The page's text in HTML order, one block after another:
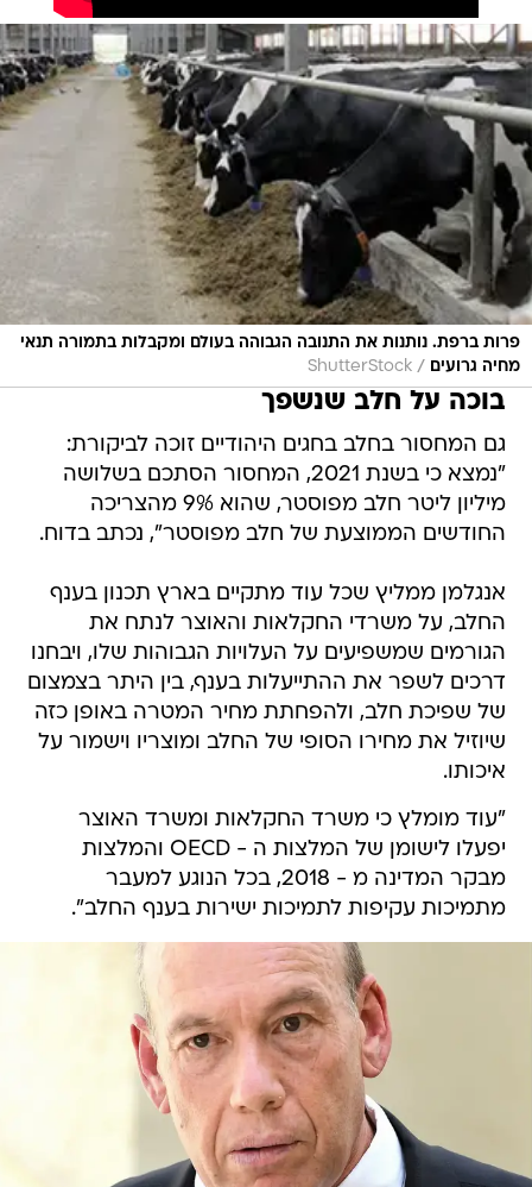
פרות ברפת. נותנות את התנובה הגבוהה בעולם ומקבלות בתמורה תנאי
מחיה גרועים /
ShutterStock
בוכה על חלב שנשפך
גם המחסור בחלב בחגים היהודיים זוכה לביקורת:
"נמצא כי בשנת 2021, המחסור הסתכם בשלושה
מיליון ליטר חלב מפוסטר, שהוא 9% מהצריכה
החודשים הממוצעת של חלב מפוסטר", נכתב בדוח.
אנגלמן ממליץ שכל עוד מתקיים בארץ תכנון בענף
החלב, על משרדי החקלאות והאוצר לנתח את
הגורמים שמשפיעים על העלויות הגבוהות שלו, ויבחנו
דרכים לשפר את ההתייעלות בענף, בין היתר בצמצום
של שפיכת חלב, ולהפחתת מחיר המטרה באופן כזה
שיוזיל את מחירו הסופי של החלב ומוצריו וישמור על
איכותו.
"עוד מומלץ כי משרד החקלאות ומשרד האוצר
יפעלו לישומן של המלצות ה - OECD והמלצות
מבקר המדינה מ - 2018, בכל הנוגע למעבר
מתמיכות עקיפות לתמיכות ישירות בענף החלב".